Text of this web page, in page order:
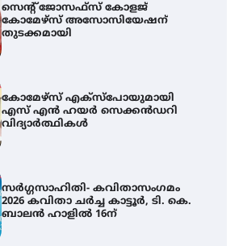
കോമേഴ്സ് എക്സ്പോയുമായി
എസ് എൻ ഹയർ സെക്കൻഡറി
വിദ്യാർത്ഥികൾ
സർഗ്ഗസാഹിതി- കവിതാസംഗമം
2026 കവിതാ ചർച്ച കാട്ടൂർ, ടി. കെ.
ബാലൻ ഹാളിൽ 16ന്
ശക്തമായ മഴ തുടരുന്നു – തൃശൂർ
ജില്ലയിൽ എല്ലാ വിദ്യാഭ്യാസ
സ്ഥാപനങ്ങൾക്കും ശനിയാഴ്ച
അവധി